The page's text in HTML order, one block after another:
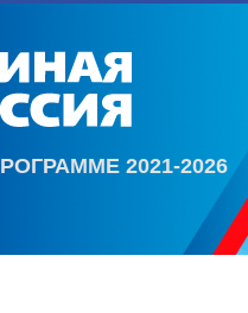
2021-2026